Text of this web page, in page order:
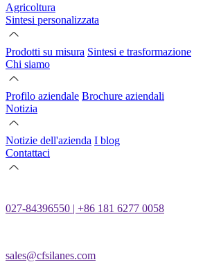
Agricoltura
Sintesi personalizzata
Prodotti su misura Sintesi e trasformazione
Chi siamo
Profilo aziendale Brochure aziendali
Notizia
Notizie dell'azienda I blog
Contattaci
027-84396550 | +86 181 6277 0058
sales@cfsilanes.com